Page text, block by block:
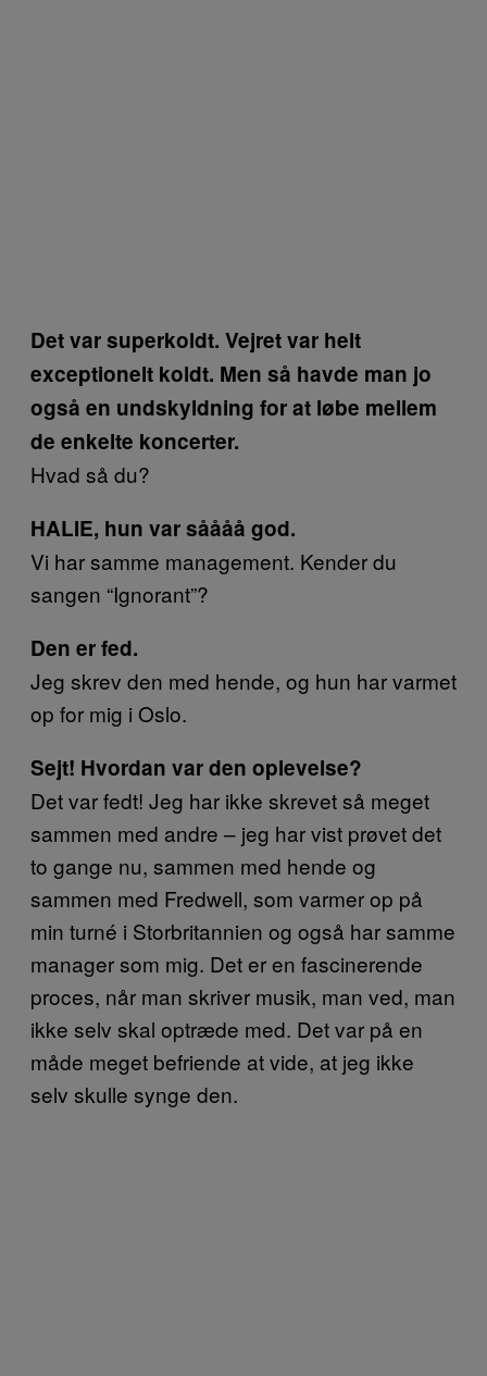
Det var superkoldt. Vejret var helt
exceptionelt koldt. Men så havde man jo
også en undskyldning for at løbe mellem
de enkelte koncerter.
Hvad så du?
HALIE, hun var såååå god.
Vi har samme management. Kender du
sangen “Ignorant”?
Den er fed.
Jeg skrev den med hende, og hun har varmet
op for mig i Oslo.
Sejt! Hvordan var den oplevelse?
Det var fedt! Jeg har ikke skrevet så meget
sammen med andre – jeg har vist prøvet det
to gange nu, sammen med hende og
sammen med Fredwell, som varmer op på
min turné i Storbritannien og også har samme
manager som mig. Det er en fascinerende
proces, når man skriver musik, man ved, man
ikke selv skal optræde med. Det var på en
måde meget befriende at vide, at jeg ikke
selv skulle synge den.